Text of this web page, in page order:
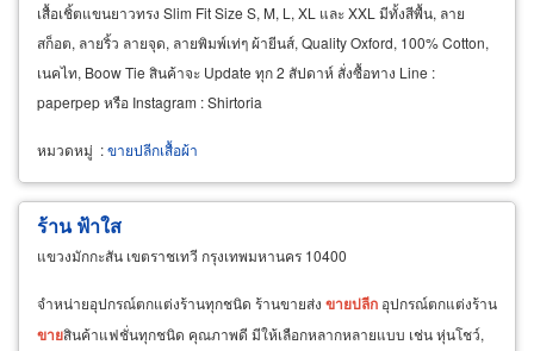
เสื้อเชิ้ตแขนยาวทรง Slim Fit Size S, M, L, XL และ XXL มีทั้งสีพื้น, ลาย
สก็อต, ลายริ้ว ลายจุด, ลายพิมพ์เท่ๆ ผ้ายีนส์, Quality Oxford, 100% Cotton,
เนคไท, Boow Tie สินค้าจะ Update ทุก 2 สัปดาห์ สั่งซื้อทาง Line :
paperpep หรือ Instagram : Shirtoria
หมวดหมู่ :ขายปลีกเสื้อผ้า
ร้าน ฟ้าใส
แขวงมักกะสัน เขตราชเทวี กรุงเทพมหานคร 10400
จำหน่ายอุปกรณ์ตกแต่งร้านทุกชนิด ร้านขายส่ง ขายปลีก อุปกรณ์ตกแต่งร้าน
ขายสินค้าแฟชั่นทุกชนิด คุณภาพดี มีให้เลือกหลากหลายแบบ เช่น หุ่นโชว์,